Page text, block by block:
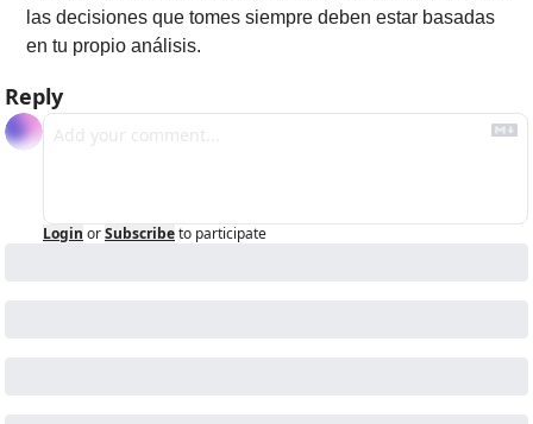
las decisiones que tomes siempre deben estar basadas
en tu propio análisis.
Reply
Login orSubscribeto participate